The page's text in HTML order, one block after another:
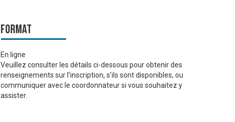
Format
En ligne
Veuillez consulter les détails ci-dessous pour obtenir des
renseignements sur l’inscription, s’ils sont disponibles, ou
communiquer avec le coordonnateur si vous souhaitez y
assister.